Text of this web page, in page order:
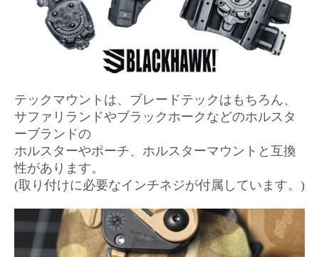
テックマウントは、ブレードテックはもちろん、
サファリランドやブラックホークなどのホルスタ
ーブランドの
ホルスターやポーチ、ホルスターマウントと互換
性があります。
(取り付けに必要なインチネジが付属しています。)